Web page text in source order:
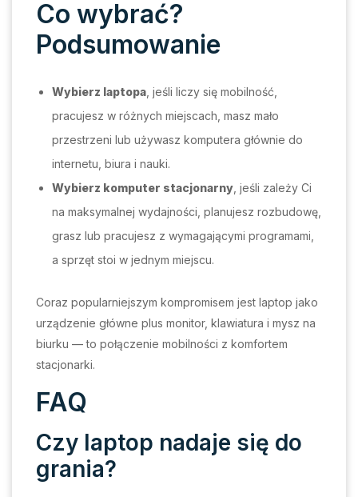
Co wybrać?
Podsumowanie
Wybierz laptopa , jeśli liczy się mobilność,
pracujesz w różnych miejscach, masz mało
przestrzeni lub używasz komputera głównie do
internetu, biura i nauki.
Wybierz komputer stacjonarny , jeśli zależy Ci
na maksymalnej wydajności, planujesz rozbudowę,
grasz lub pracujesz z wymagającymi programami,
a sprzęt stoi w jednym miejscu.
Coraz popularniejszym kompromisem jest laptop jako
urządzenie główne plus monitor, klawiatura i mysz na
biurku — to połączenie mobilności z komfortem
stacjonarki.
FAQ
Czy laptop nadaje się do
grania?